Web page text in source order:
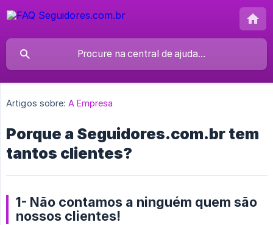
Artigos sobre: A Empresa
Porque a Seguidores.com.br tem
tantos clientes?
1- Não contamos a ninguém quem são
nossos clientes!